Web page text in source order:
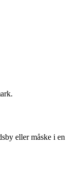
eller måske i